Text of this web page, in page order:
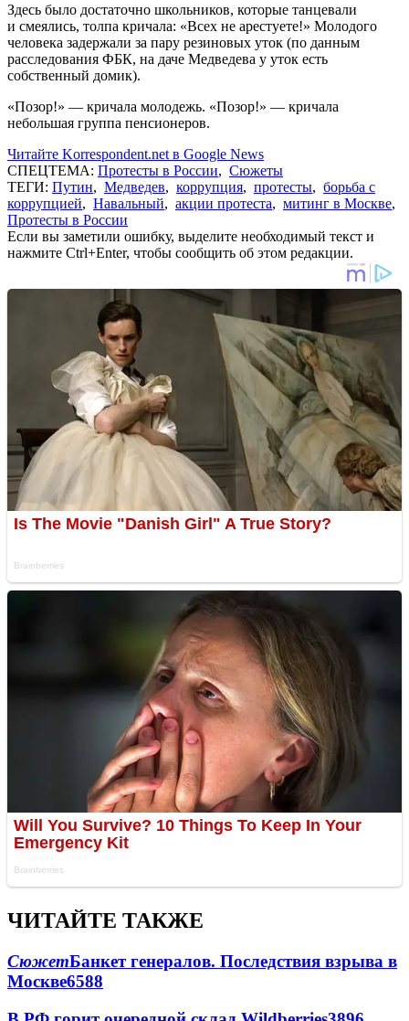
Здесь было достаточно школьников, которые танцевали
и смеялись, толпа кричала: «Всех не арестуете!» Молодого
человека задержали за пару резиновых уток (по данным
расследования ФБК, на даче Медведева у уток есть
собственный домик).
«Позор!» — кричала молодежь. «Позор!» — кричала
небольшая группа пенсионеров.
Читайте Korrespondent.net в Google News
СПЕЦТЕМА: Протесты в России, Сюжеты
ТЕГИ: Путин, Медведев, коррупция, протесты, борьба с
коррупцией, Навальный, акции протеста, митинг в Москве,
Протесты в России
Если вы заметили ошибку, выделите необходимый текст и
нажмите Ctrl+Enter, чтобы сообщить об этом редакции.
ЧИТАЙТЕ ТАКЖЕ
СюжетБанкет генералов. Последствия взрыва в
Москве6588